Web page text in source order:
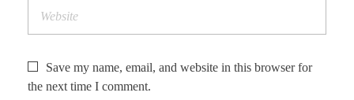
Save my name, email, and website in this browser for
the next time I comment.